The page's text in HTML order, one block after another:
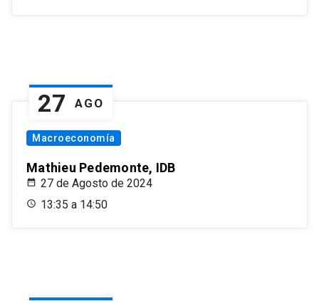
27 AGO
Macroeconomía
Mathieu Pedemonte, IDB
27 de Agosto de 2024
13:35 a 14:50